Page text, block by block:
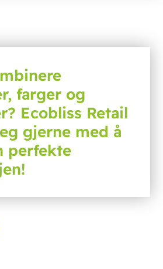
farger og
Ecobliss Retail
gjerne med å
perfekte